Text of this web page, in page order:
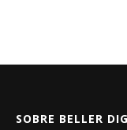
SOBRE BELLER